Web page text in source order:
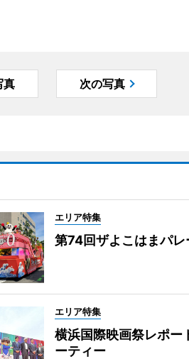
真 次の写真
エリア特集
第74回ザよこはまパ
エリア特集
横浜国際映画祭レポ
ーティー